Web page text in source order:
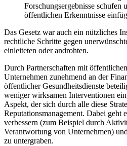
Forschungsergebnisse schufen
öffentlichen Erkenntnisse
Das Gesetz war auch ein nützliches
rechtliche Schritte gegen
einleiteten oder androhten.
Durch Partnerschaften mit
Unternehmen zunehmend an der
öffentlicher Gesundheitsdienste
weniger wirksamen Interventionen
Aspekt, der sich durch alle diese
Reputationsmanagement. Dabei geht
verbessern (zum Beispiel durch
Verantwortung von Unternehmen)
zu untergraben.